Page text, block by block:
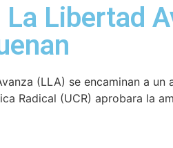
Libertad
(LLA) se encaminan a
Radical (UCR) aprobara la